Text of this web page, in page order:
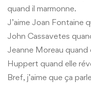
quand il marmonne.
J’aime Joan Fontaine
John Cassavetes
Jeanne Moreau quand
Huppert quand elle
Bref, j’aime que ça